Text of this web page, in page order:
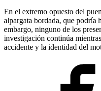
En el extremo opuesto del
alpargata bordada, que podría
embargo, ninguno de los
investigación continúa
accidente y la identidad del